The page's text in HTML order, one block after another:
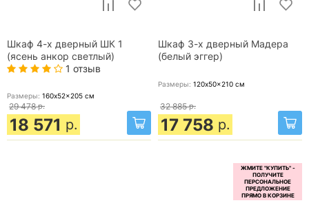
Шкаф 4-х дверный ШК 1
(ясень анкор светлый)
1 отзыв
Размеры: 160x52x205 см
29 478 р.
18 571 р.
Шкаф 3-х дверный Мадера
(белый эггер)
Размеры: 120x50x210 см
32 885 р.
17 758 р.